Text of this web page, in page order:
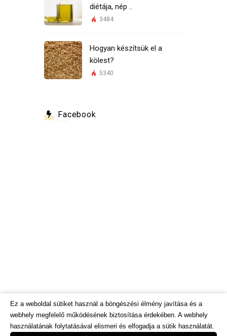
diétája, nép ..
3484
Hogyan készítsük el a
kölest?
5340
Facebook
© Dietinfo.hu 2026. Minden jog fenntartva.
Ez a weboldal sütiket használ a böngészési élmény javítása és a
webhely megfelelő működésének biztosítása érdekében. A webhely
használatának folytatásával elismeri és elfogadja a sütik használatát.